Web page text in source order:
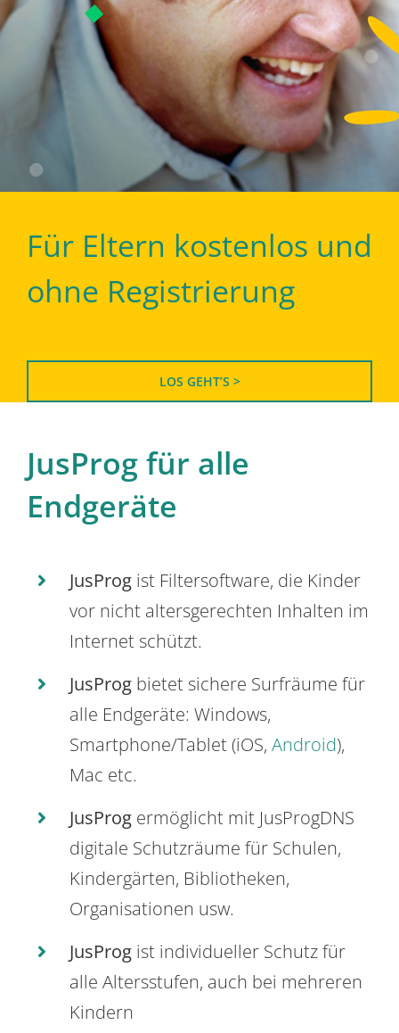
Für Eltern kostenlos und
ohne Registrierung
LOS GEHT’S >
JusProg für alle
Endgeräte
JusProg ist Filtersoftware, die Kinder
vor nicht altersgerechten Inhalten im
Internet schützt.
JusProg bietet sichere Surfräume für
alle Endgeräte: Windows,
Smartphone/Tablet (iOS, Android),
Mac etc.
JusProg ermöglicht mit JusProgDNS
digitale Schutzräume für Schulen,
Kindergärten, Bibliotheken,
Organisationen usw.
JusProg ist individueller Schutz für
alle Altersstufen, auch bei mehreren
Kindern